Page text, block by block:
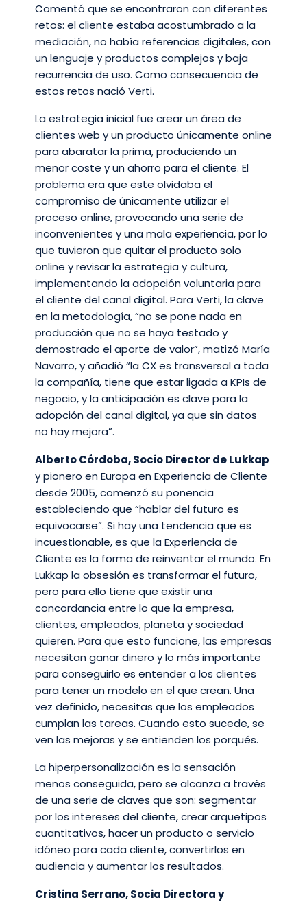
Comentó que se encontraron con diferentes
retos: el cliente estaba acostumbrado a la
mediación, no había referencias digitales, con
un lenguaje y productos complejos y baja
recurrencia de uso. Como consecuencia de
estos retos nació Verti.
La estrategia inicial fue crear un área de
clientes web y un producto únicamente online
para abaratar la prima, produciendo un
menor coste y un ahorro para el cliente. El
problema era que este olvidaba el
compromiso de únicamente utilizar el
proceso online, provocando una serie de
inconvenientes y una mala experiencia, por lo
que tuvieron que quitar el producto solo
online y revisar la estrategia y cultura,
implementando la adopción voluntaria para
el cliente del canal digital. Para Verti, la clave
en la metodología, “no se pone nada en
producción que no se haya testado y
demostrado el aporte de valor”, matizó María
Navarro, y añadió “la CX es transversal a toda
la compañía, tiene que estar ligada a KPIs de
negocio, y la anticipación es clave para la
adopción del canal digital, ya que sin datos
no hay mejora”.
Alberto Córdoba, Socio Director de Lukkap
y pionero en Europa en Experiencia de Cliente
desde 2005, comenzó su ponencia
estableciendo que “hablar del futuro es
equivocarse”. Si hay una tendencia que es
incuestionable, es que la Experiencia de
Cliente es la forma de reinventar el mundo. En
Lukkap la obsesión es transformar el futuro,
pero para ello tiene que existir una
concordancia entre lo que la empresa,
clientes, empleados, planeta y sociedad
quieren. Para que esto funcione, las empresas
necesitan ganar dinero y lo más importante
para conseguirlo es entender a los clientes
para tener un modelo en el que crean. Una
vez definido, necesitas que los empleados
cumplan las tareas. Cuando esto sucede, se
ven las mejoras y se entienden los porqués.
La hiperpersonalización es la sensación
menos conseguida, pero se alcanza a través
de una serie de claves que son: segmentar
por los intereses del cliente, crear arquetipos
cuantitativos, hacer un producto o servicio
idóneo para cada cliente, convertirlos en
audiencia y aumentar los resultados.
Cristina Serrano, Socia Directora y